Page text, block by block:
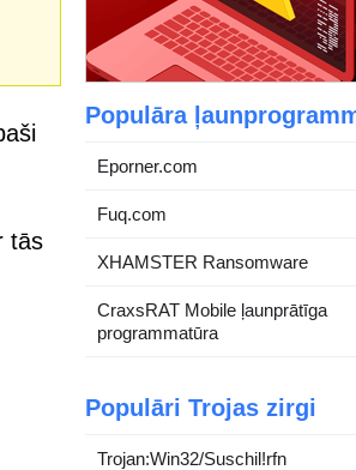
tās
Populāra
Eporner.com
Fuq.com
XHAMSTER Ransomware
CraxsRAT Mobile ļaunprātīga
programmatūra
Populāri Trojas zirgi
Trojan:Win32/Suschil!rfn